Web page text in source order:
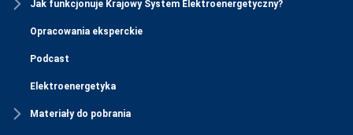
Jak funkcjonuje Krajowy System Elektroenergetyczny?
Opracowania eksperckie
Podcast
Elektroenergetyka
Materiały do pobrania